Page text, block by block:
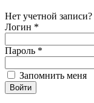
Нет учетной записи?
Логин *
Пароль *
Запомнить меня